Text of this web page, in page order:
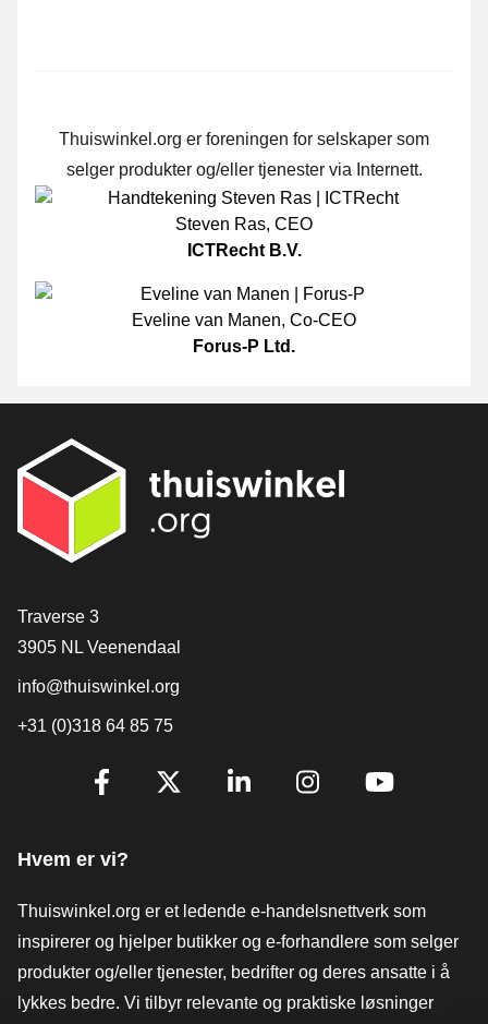
Thuiswinkel.org er foreningen for selskaper som
selger produkter og/eller tjenester via Internett.
Steven Ras, CEO
ICTRecht B.V.
Eveline van Manen, Co-CEO
Forus-P Ltd.
[_General:Contact]
Traverse 3
3905 NL Veenendaal
info@thuiswinkel.org
+31 (0)318 64 85 75
[_General:SocialMediaTitle]
Hvem er vi?
Thuiswinkel.org er et ledende e-handelsnettverk som
inspirerer og hjelper butikker og e-forhandlere som selger
produkter og/eller tjenester, bedrifter og deres ansatte i å
lykkes bedre. Vi tilbyr relevante og praktiske løsninger